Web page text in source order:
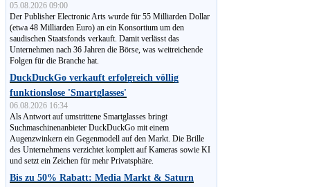
05.08.2026 09:00
Der Publisher Electronic Arts wurde für 55 Milliarden Dollar
(etwa 48 Milliarden Euro) an ein Konsortium um den
saudischen Staatsfonds verkauft. Damit verlässt das
Unternehmen nach 36 Jahren die Börse, was weitreichende
Folgen für die Branche hat.
DuckDuckGo verkauft erfolgreich völlig
funktionslose 'Smartglasses'
06.08.2026 16:34
Als Antwort auf umstrittene Smartglasses bringt
Suchmaschinen­anbieter DuckDuckGo mit einem
Augenzwinkern ein Gegenmodell auf den Markt. Die Brille
des Unternehmens verzichtet komplett auf Kameras sowie KI
und setzt ein Zeichen für mehr Privatsphäre.
Bis zu 50% Rabatt: Media Markt & Saturn